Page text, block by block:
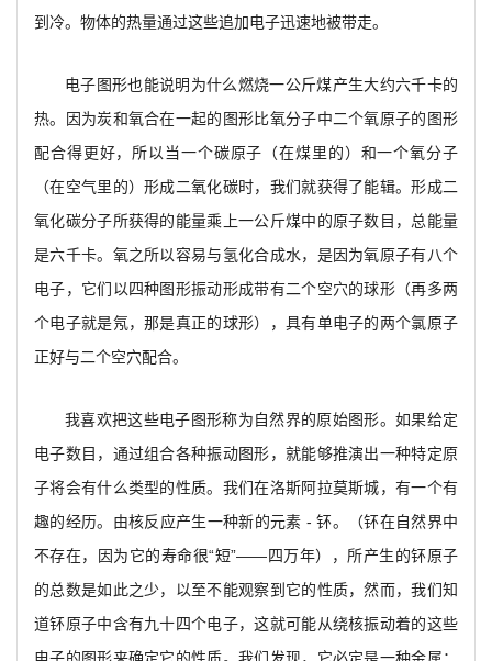
到冷。物体的热量通过这些追加电子迅速地被带走。
电子图形也能说明为什么燃烧一公斤煤产生大约六千卡的
热。因为炭和氧合在一起的图形比氧分子中二个氧原子的图形
配合得更好，所以当一个碳原子（在煤里的）和一个氧分子
（在空气里的）形成二氧化碳时，我们就获得了能辑。形成二
氧化碳分子所获得的能量乘上一公斤煤中的原子数目，总能量
是六千卡。氧之所以容易与氢化合成水，是因为氧原子有八个
电子，它们以四种图形振动形成带有二个空穴的球形（再多两
个电子就是氖，那是真正的球形），具有单电子的两个氯原子
正好与二个空穴配合。
我喜欢把这些电子图形称为自然界的原始图形。如果给定
电子数目，通过组合各种振动图形，就能够推演出一种特定原
子将会有什么类型的性质。我们在洛斯阿拉莫斯城，有一个有
趣的经历。由核反应产生一种新的元素 - 钚。（钚在自然界中
不存在，因为它的寿命很“短”——四万年），所产生的钚原子
的总数是如此之少，以至不能观察到它的性质，然而，我们知
道钚原子中含有九十四个电子，这就可能从绕核振动着的这些